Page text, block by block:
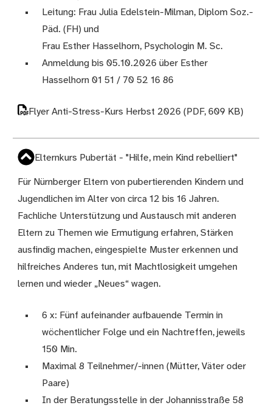
Leitung: Frau Julia Edelstein-Milman, Diplom Soz.-
Päd. (FH) und
Frau Esther Hasselhorn, Psychologin M. Sc.
Anmeldung bis 05.10.2026 über Esther
Hasselhorn 01 51 / 70 52 16 86
Flyer Anti-Stress-Kurs Herbst 2026(PDF, 609 KB)
Elternkurs Pubertät - "Hilfe, mein Kind rebelliert"
Für Nürnberger Eltern von pubertierenden Kindern und
Jugendlichen im Alter von circa 12 bis 16 Jahren.
Fachliche Unterstützung und Austausch mit anderen
Eltern zu Themen wie Ermutigung erfahren, Stärken
ausfindig machen, eingespielte Muster erkennen und
hilfreiches Anderes tun, mit Machtlosigkeit umgehen
lernen und wieder „Neues“ wagen.
6 x: Fünf aufeinander aufbauende Termin in
wöchentlicher Folge und ein Nachtreffen, jeweils
150 Min.
Maximal 8 Teilnehmer/-innen (Mütter, Väter oder
Paare)
In der Beratungsstelle in der Johannisstraße 58